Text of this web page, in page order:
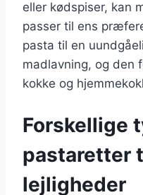
eller kødspiser, kan
passer til ens
pasta til en
madlavning, og den
kokke og
Forskellige
pastaretter
lejligheder